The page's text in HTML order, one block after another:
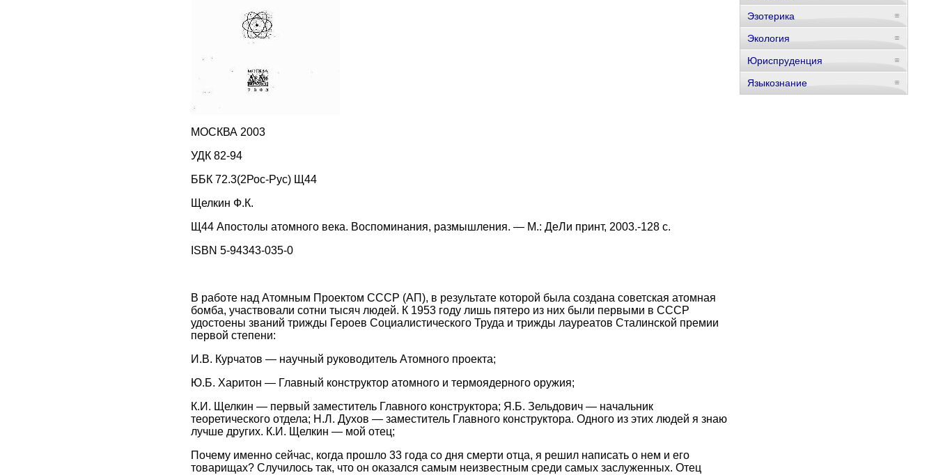
МОСКВА 2003
УДК 82-94
ББК 72.3(2Рос-Рус) Щ44
Щелкин Ф.К.
Щ44 Апостолы атомного века. Воспоминания, размышления. — М.: ДеЛи принт, 2003.-128 с.
ISBN 5-94343-035-0
В работе над Атомным Проектом СССР (АП), в результате которой была создана советская атомная
бомба, участвовали сотни тысяч людей. К 1953 году лишь пятеро из них были первыми в СССР
удостоены званий трижды Героев Социалистического Труда и трижды лауреатов Сталинской премии
первой степени:
И.В. Курчатов — научный руководитель Атомного проекта;
Ю.Б. Харитон — Главный конструктор атомного и термоядерного оружия;
К.И. Щелкин — первый заместитель Главного конструктора; Я.Б. Зельдович — начальник
теоретического отдела; Н.Л. Духов — заместитель Главного конструктора. Одного из этих людей я знаю
лучше других. К.И. Щелкин — мой отец;
Почему именно сейчас, когда прошло 33 года со дня смерти отца, я решил написать о нем и его
товарищах? Случилось так, что он оказался самым неизвестным среди самых заслуженных. Отец
Эзотерика
Экология
Юриспруденция
Языкознание